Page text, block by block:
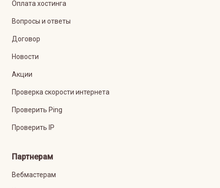
Оплата хостинга
Вопросы и ответы
Договор
Новости
Акции
Проверка скорости интернета
Проверить Ping
Проверить IP
Партнерам
Вебмастерам